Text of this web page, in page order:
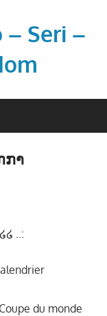
Seri –
ກາ
໒ ..:
du monde